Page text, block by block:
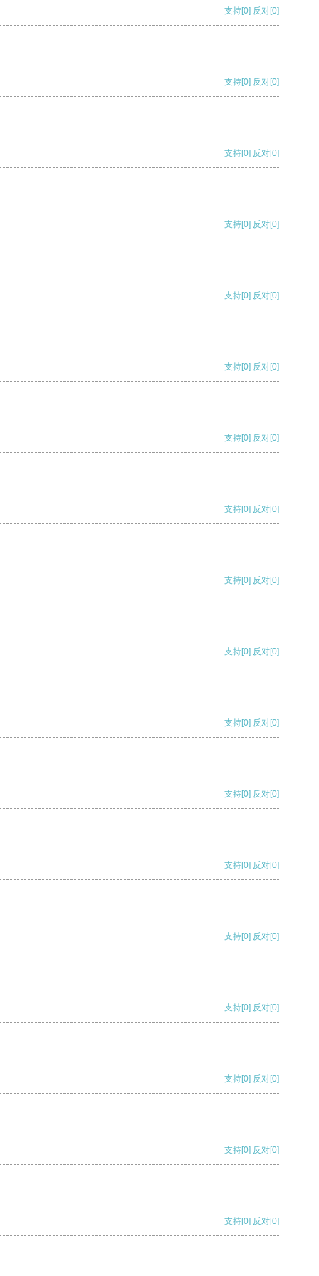
支持[0] 反对[0]
支持[0] 反对[0]
支持[0] 反对[0]
支持[0] 反对[0]
支持[0] 反对[0]
支持[0] 反对[0]
支持[0] 反对[0]
支持[0] 反对[0]
支持[0] 反对[0]
支持[0] 反对[0]
支持[0] 反对[0]
支持[0] 反对[0]
支持[0] 反对[0]
支持[0] 反对[0]
支持[0] 反对[0]
支持[0] 反对[0]
支持[0] 反对[0]
支持[0] 反对[0]